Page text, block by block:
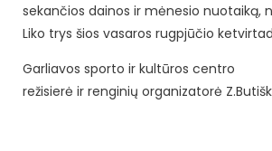
sekančios dainos ir mėnesio nuotaiką,
Liko trys šios vasaros rugpjūčio
Garliavos sporto ir kultūros centro
režisierė ir renginių organizatorė